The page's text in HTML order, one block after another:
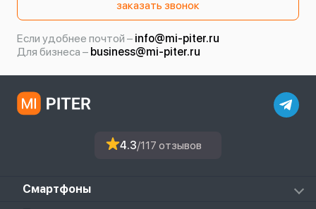
заказать звонок
Если удобнее почтой – info@mi-piter.ru
Для бизнеса – business@mi-piter.ru
4.3/117 отзывов
Смартфоны